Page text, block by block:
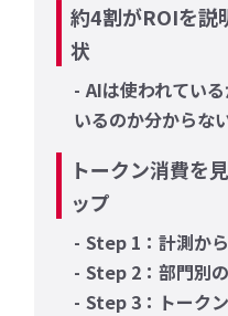
約4割がROIを説
状
AIは使われてい
いるのか分からな
トークン消費を
ップ
Step 1：計測か
Step 2：部門別
Step 3：トーク